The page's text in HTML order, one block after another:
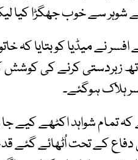
سے خوب جھگڑا کیا
افسر نے میڈیا کو بتایا کہ
زبردستی کرنے کی
ہلاک ہوگئے۔
کہ تمام شواہد اکٹھے
دفاع کے تحت اُٹھائے گئے